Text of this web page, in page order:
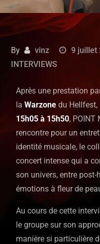
By vinz 9 juillet
INTERVIEWS
Après une prestation
laWarzone du
15h05 à 15h50, POINT
rencontre pour un
identité musicale, le
concert intense qui a
son univers, entre
émotions à fleur de
Au cours de cette
le groupe sur son
manière si particulière